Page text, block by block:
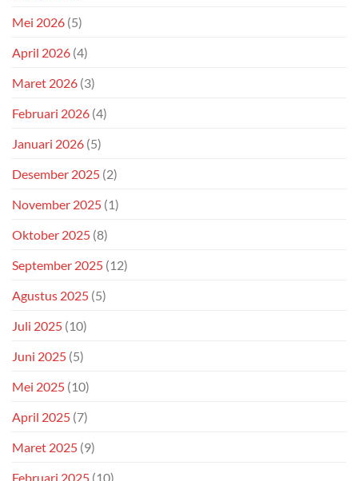
Mei 2026 (5)
April 2026 (4)
Maret 2026 (3)
Februari 2026 (4)
Januari 2026 (5)
Desember 2025 (2)
November 2025 (1)
Oktober 2025 (8)
September 2025 (12)
Agustus 2025 (5)
Juli 2025 (10)
Juni 2025 (5)
Mei 2025 (10)
April 2025 (7)
Maret 2025 (9)
Februari 2025 (10)